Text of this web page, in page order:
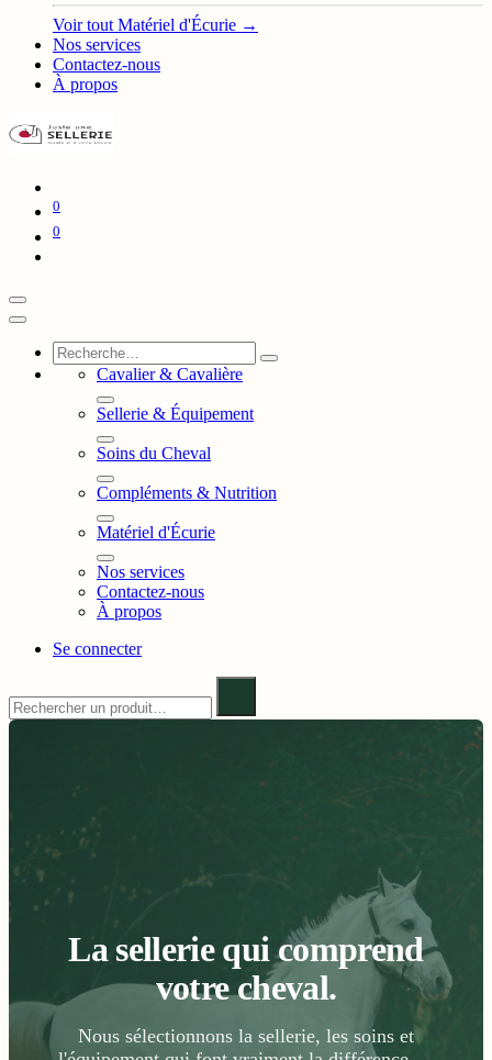
Voir tout Matériel d'Écurie →
Nos services
Contactez-nous
À propos
0
0
Cavalier & Cavalière
Sellerie & Équipement
Soins du Cheval
Compléments & Nutrition
Matériel d'Écurie
Nos services
Contactez-nous
À propos
Se connecter
La sellerie qui comprend
votre cheval.
Nous sélectionnons la sellerie, les soins et